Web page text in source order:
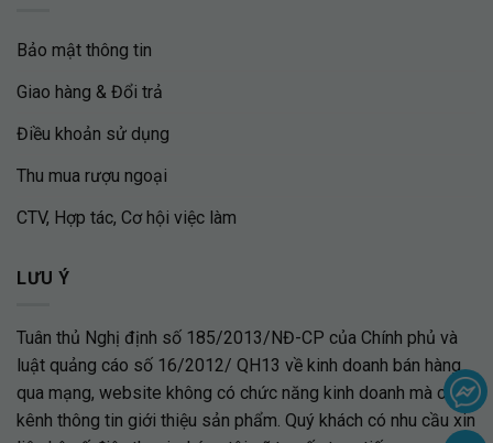
Bảo mật thông tin
Giao hàng & Đổi trả
Điều khoản sử dụng
Thu mua rượu ngoại
CTV, Hợp tác, Cơ hội việc làm
LƯU Ý
Tuân thủ Nghị định số 185/2013/NĐ-CP của Chính phủ và
luật quảng cáo số 16/2012/ QH13 về kinh doanh bán hàng
qua mạng, website không có chức năng kinh doanh mà chỉ là
kênh thông tin giới thiệu sản phẩm. Quý khách có nhu cầu xin